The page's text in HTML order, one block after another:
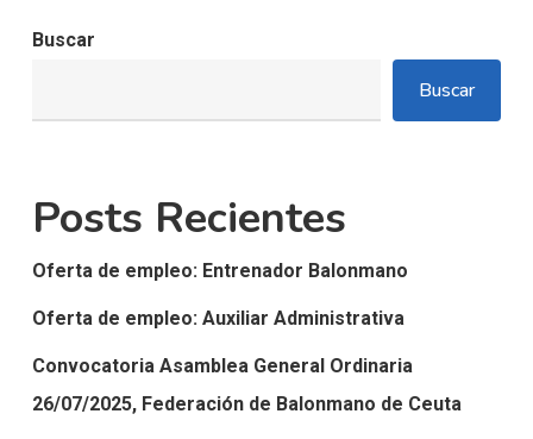
Buscar
Buscar
Posts Recientes
Oferta de empleo: Entrenador Balonmano
Oferta de empleo: Auxiliar Administrativa
Convocatoria Asamblea General Ordinaria
26/07/2025, Federación de Balonmano de Ceuta